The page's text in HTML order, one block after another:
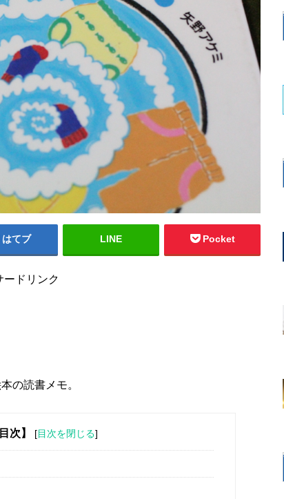
はてブ LINE Pocket
ードリンク
の読書メモ。
次】 [目次を閉じる]